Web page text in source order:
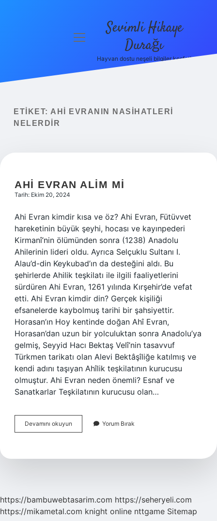
Yasal Uyarı
menüyü
Sevimli Hikaye
Durağı
Hayvan dostu neşeli bilgiler keşfet!
ETIKET: AHI EVRANIN NASIHATLERI
NELERDIR
AHI EVRAN ALIM MI
Tarih: Ekim 20, 2024
Ahi Evran kimdir kısa ve öz? Ahi Evran, Fütüvvet
hareketinin büyük şeyhi, hocası ve kayınpederi
Kirmanî’nin ölümünden sonra (1238) Anadolu
Ahilerinin lideri oldu. Ayrıca Selçuklu Sultanı I.
Alau’d-din Keykubad’ın da desteğini aldı. Bu
şehirlerde Ahilik teşkilatı ile ilgili faaliyetlerini
sürdüren Ahi Evran, 1261 yılında Kırşehir’de vefat
etti. Ahi Evran kimdir din? Gerçek kişiliği
efsanelerde kaybolmuş tarihi bir şahsiyettir.
Horasan’ın Hoy kentinde doğan Ahî Evran,
Horasan’dan uzun bir yolculuktan sonra Anadolu’ya
gelmiş, Seyyid Hacı Bektaş Velî’nin tasavvuf
Türkmen tarikatı olan Alevi Bektâşîliğe katılmış ve
kendi adını taşıyan Ahîlik teşkilatının kurucusu
olmuştur. Ahi Evran neden önemli? Esnaf ve
Sanatkarlar Teşkilatının kurucusu olan…
Devamını okuyun
Evran
Yorum Bırak
https://bambuwebtasarim.com https://seheryeli.com
https://mikametal.com knight online nttgame Sitemap